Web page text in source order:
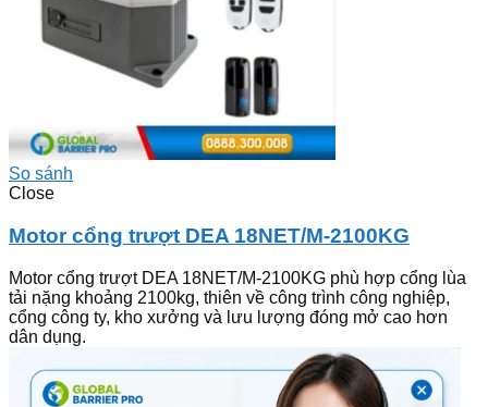
So sánh
Close
Motor cổng trượt DEA 18NET/M-2100KG
Motor cổng trượt DEA 18NET/M-2100KG phù hợp cổng lùa
tải nặng khoảng 2100kg, thiên về công trình công nghiệp,
cổng công ty, kho xưởng và lưu lượng đóng mở cao hơn
dân dụng.